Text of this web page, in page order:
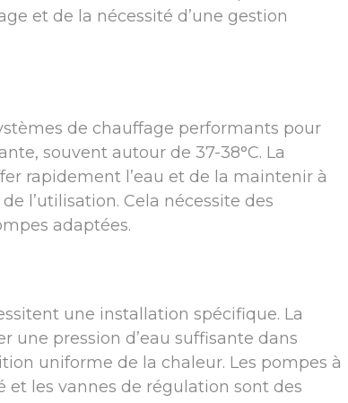
et de la nécessité d’une gestion
de chauffage performants pour
souvent autour de 37-38°C. La
rapidement l’eau et de la maintenir à
l’utilisation. Cela nécessite des
adaptées.
une installation spécifique. La
une pression d’eau suffisante dans
uniforme de la chaleur. Les pompes à
et les vannes de régulation sont des